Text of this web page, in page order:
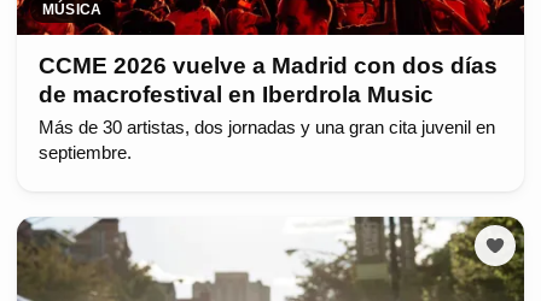
MÚSICA
CCME 2026 vuelve a Madrid con dos días
de macrofestival en Iberdrola Music
Más de 30 artistas, dos jornadas y una gran cita juvenil en
septiembre.